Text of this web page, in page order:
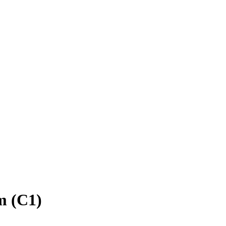
(C1)